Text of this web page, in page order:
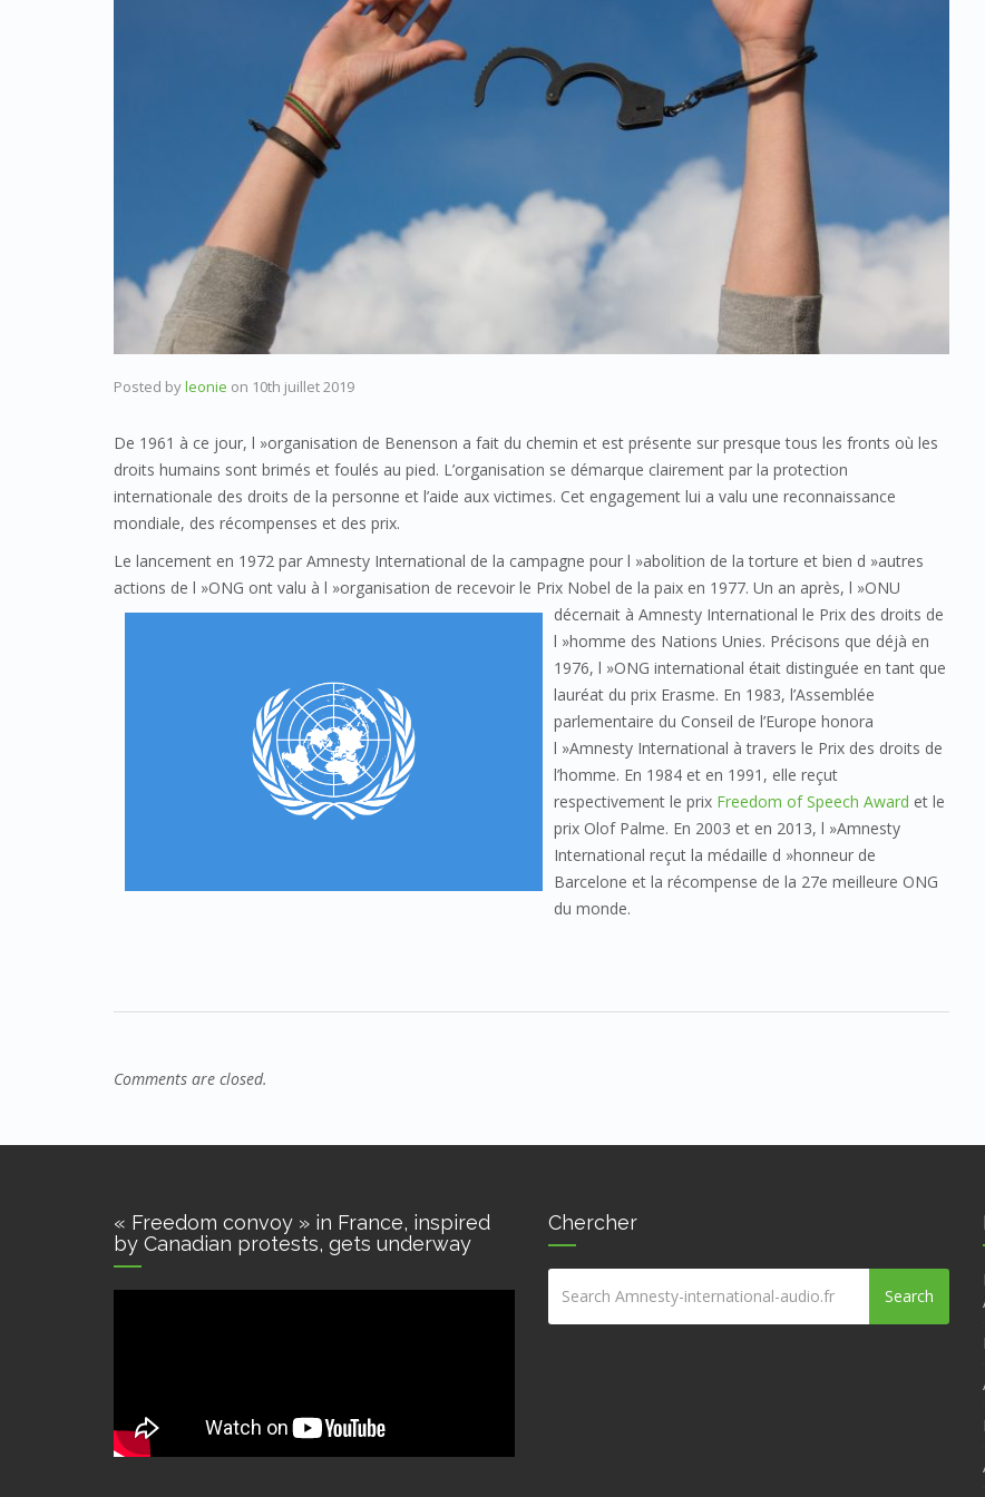
Posted byleonie on 10th juillet 2019
De 1961 à ce jour, l »organisation de Benenson a fait du chemin et est présente sur presque tous les fronts où les
droits humains sont brimés et foulés au pied. L’organisation se démarque clairement par la protection
internationale des droits de la personne et l’aide aux victimes. Cet engagement lui a valu une reconnaissance
mondiale, des récompenses et des prix.
Le lancement en 1972 par Amnesty International de la campagne pour l »abolition de la torture et bien d »autres
actions de l »ONG ont valu à l »organisation de recevoir le Prix Nobel de la paix en 1977. Un an après, l »ONU
décernait à Amnesty International le Prix des droits de
l »homme des Nations Unies. Précisons que déjà en
1976, l »ONG international était distinguée en tant que
lauréat du prix Erasme. En 1983, l’Assemblée
parlementaire du Conseil de l’Europe honora
l »Amnesty International à travers le Prix des droits de
l’homme. En 1984 et en 1991, elle reçut
respectivement le prix Freedom of Speech Award et le
prix Olof Palme. En 2003 et en 2013, l »Amnesty
International reçut la médaille d »honneur de
Barcelone et la récompense de la 27e meilleure ONG
du monde.
Comments are closed.
« Freedom convoy » in France, inspired
by Canadian protests, gets underway
Chercher
Search